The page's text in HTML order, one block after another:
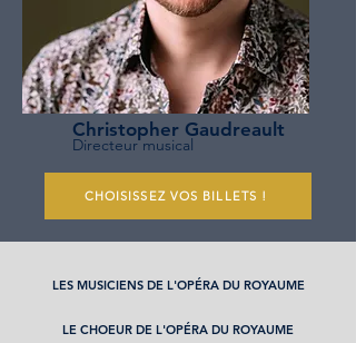
Christopher Gaudreault
Directeur musical
CHOISISSEZ VOS BILLETS !
LES MUSICIENS DE L'OPÉRA DU ROYAUME
LE CHOEUR DE L'OPÉRA DU ROYAUME